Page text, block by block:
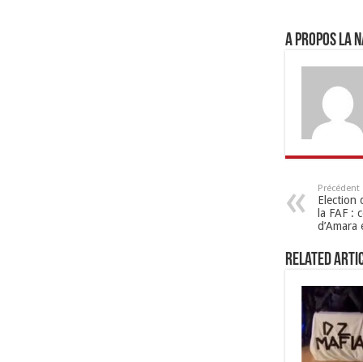
A propos LA
Précédent
Election
la FAF :
Related